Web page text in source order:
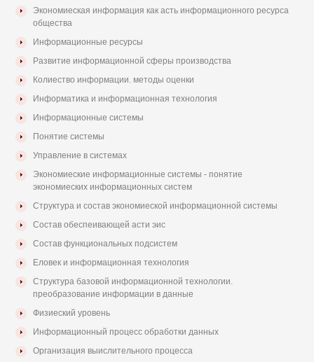
Экономиеская информация как асть информационного ресурса
общества
Информационные ресурсы
Развитие информационной сферы производства
Колиество информации. методы оценки
Информатика и информационная технология
Информационные системы
Понятие системы
Управление в системах
Экономиеские информационные системы - понятие
экономиеских информационных систем
Структура и состав экономиеской информационной системы
Состав обеспеивающей асти эис
Состав функциональных подсистем
Еловек и информационная технология
Структура базовой информационной технологии.
преобразование информации в данные
Физиеский уровень
Информационный процесс обработки данных
Организация выислительного процесса